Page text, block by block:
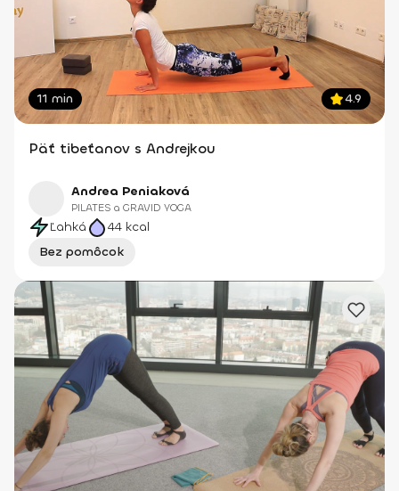
11 min 4.9
Päť tibeťanov s Andrejkou
Andrea Peniaková
PILATES a GRAVID YOGA
Ľahká 44 kcal
Bez pomôcok